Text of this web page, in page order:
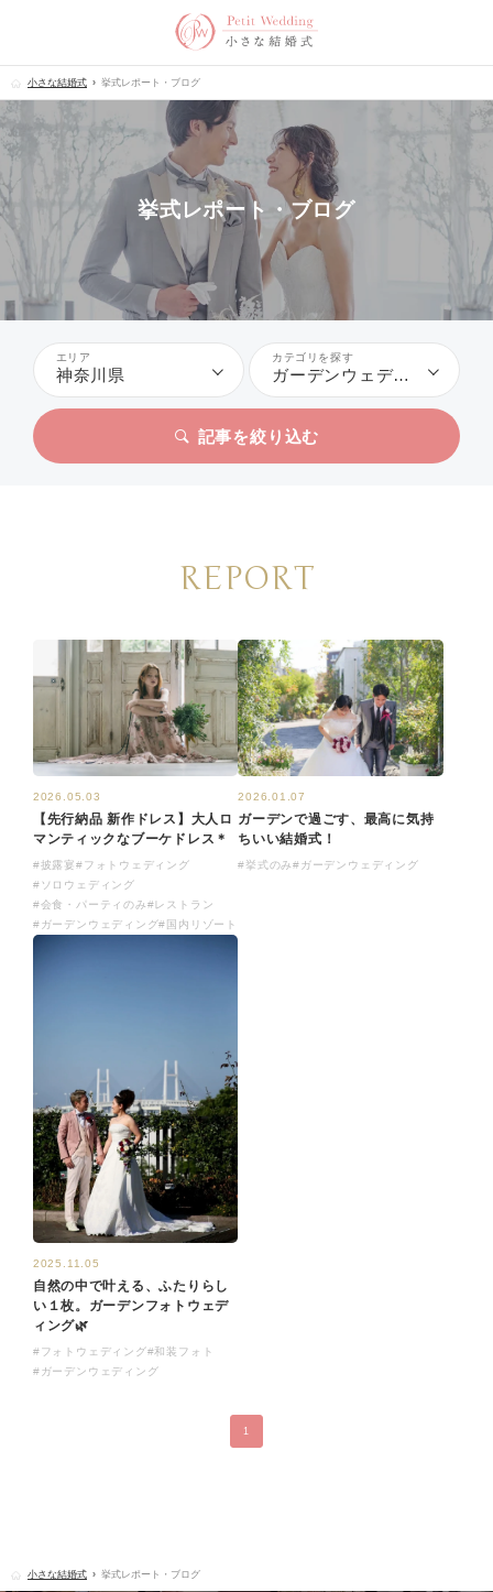
小さな結婚式 挙式レポート・ブログ
挙式レポート・ブログ
エリア
神奈川県
カテゴリを探す
ガーデンウェディング
記事を絞り込む
REPORT
2026.05.03
【先行納品 新作ドレス】大人ロ
マンティックなブーケドレス＊
#披露宴#フォトウェディング
#ソロウェディング
#会食・パーティのみ#レストラン
#ガーデンウェディング#国内リゾート
2026.01.07
ガーデンで過ごす、最高に気持
ちいい結婚式！
#挙式のみ#ガーデンウェディング
2025.11.05
自然の中で叶える、ふたりらし
い１枚。ガーデンフォトウェデ
ィング🌿
#フォトウェディング#和装フォト
#ガーデンウェディング
1
小さな結婚式 挙式レポート・ブログ